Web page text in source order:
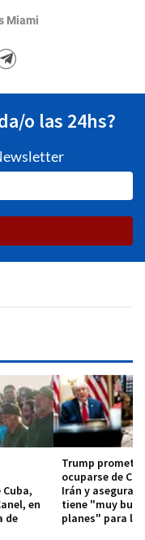
Miami
o las 24hs?
en
de
Trump promete
ocuparse de
Irán y asegura
tiene "muy
planes" para la